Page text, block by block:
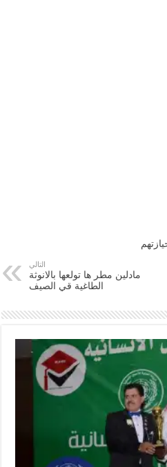
حيازتهم
التالي
مادلين مطر ها تولعها بالانوثة
الطاغية قي الصيف